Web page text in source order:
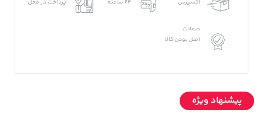
اکسپرس
24 ساعته
پرداخت در محل
ضمانت
اصل بودن کالا
پیشنهاد ویژه